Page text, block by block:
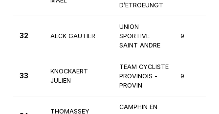
D’ETROEUNGT
32 AECK GAUTIER
UNION
SPORTIVE
SAINT ANDRE
9
33
KNOCKAERT
JULIEN
TEAM CYCLISTE
PROVINOIS -
PROVIN
9
THOMASSEY
CAMPHIN EN